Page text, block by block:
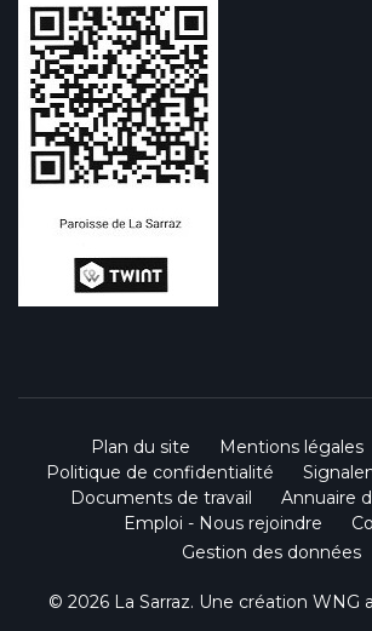
Plan du site Mentions légales
Politique de confidentialité
Documents de travail
Annuaire
Emploi - Nous rejoindre
Gestion des données
© 2026 La Sarraz. Une création WNG